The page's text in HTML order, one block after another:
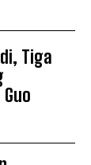
Tiga